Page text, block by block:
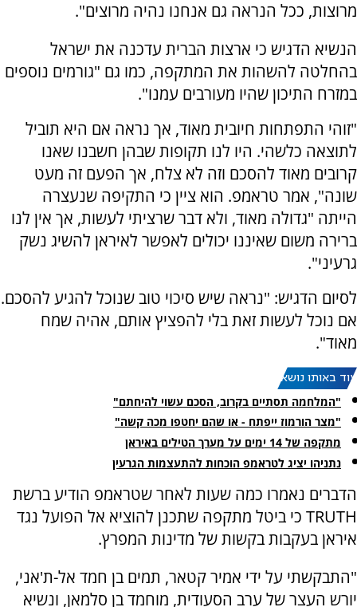
מרוצות, ככל הנראה גם אנחנו נהיה מרוצים".
הנשיא הדגיש כי ארצות הברית עדכנה את ישראל
בהחלטה להשהות את המתקפה, כמו גם "גורמים נוספים
במזרח התיכון שהיו מעורבים עמנו".
"זוהי התפתחות חיובית מאוד, אך נראה אם היא תוביל
לתוצאה כלשהי. היו לנו תקופות שבהן חשבנו שאנו
קרובים מאוד להסכם וזה לא צלח, אך הפעם זה מעט
שונה", אמר טראמפ. הוא ציין כי התקיפה שנעצרה
הייתה "גדולה מאוד, ולא דבר שרציתי לעשות, אך אין לנו
ברירה משום שאיננו יכולים לאפשר לאיראן להשיג נשק
גרעיני".
לסיום הדגיש: "נראה שיש סיכוי טוב שנוכל להגיע להסכם.
אם נוכל לעשות זאת בלי להפציץ אותם, אהיה שמח
מאוד".
עוד באותו נושא:
"המלחמה תסתיים בקרוב, הסכם עשוי להיחתם"
"מצר הורמוז ייפתח - או שהם יחטפו מכה קשה"
מתקפה של 14 ימים על מערך הטילים באיראן
נתניהו יציג לטראמפ הוכחות להתעצמות הגרעין
הדברים נאמרו כמה שעות לאחר שטראמפ הודיע ברשת
TRUTH כי ביטל מתקפה שתכנן להוציא אל הפועל נגד
איראן בעקבות בקשות של מדינות המפרץ.
"התבקשתי על ידי אמיר קטאר, תמים בן חמד אל-ת'אני,
יורש העצר של ערב הסעודית, מוחמד בן סלמאן, ונשיא